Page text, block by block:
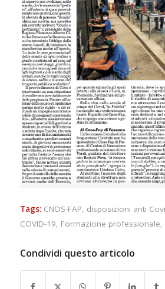
Tags: CNOS-FAP, disposizioni anti
COVID-19, Formazione professionale,
Condividi questo articolo